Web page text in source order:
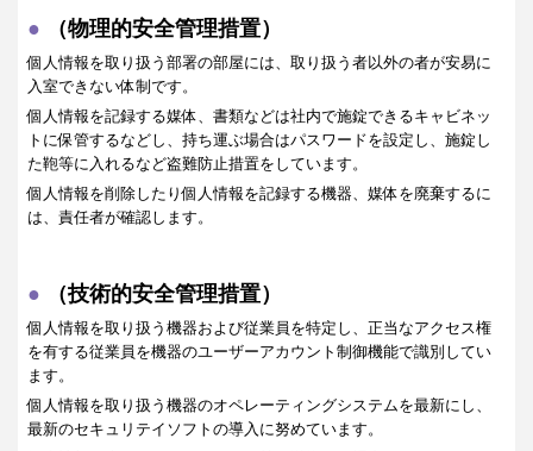
（物理的安全管理措置）
個人情報を取り扱う部署の部屋には、取り扱う者以外の者が安易に
入室できない体制です。
個人情報を記録する媒体、書類などは社内で施錠できるキャビネッ
トに保管するなどし、持ち運ぶ場合はパスワードを設定し、施錠し
た鞄等に入れるなど盗難防止措置をしています。
個人情報を削除したり個人情報を記録する機器、媒体を廃棄するに
は、責任者が確認します。
（技術的安全管理措置）
個人情報を取り扱う機器および従業員を特定し、正当なアクセス権
を有する従業員を機器のユーザーアカウント制御機能で識別してい
ます。
個人情報を取り扱う機器のオペレーティングシステムを最新にし、
最新のセキュリテイソフトの導入に努めています。